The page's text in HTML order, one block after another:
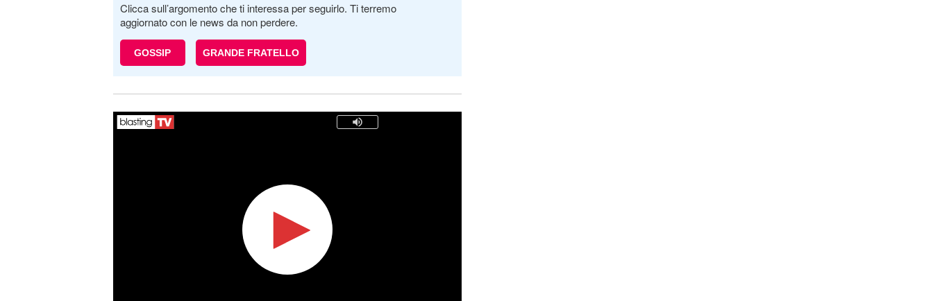
Clicca sull’argomento che ti interessa per seguirlo. Ti terremo
aggiornato con le news da non perdere.
GOSSIP GRANDE FRATELLO